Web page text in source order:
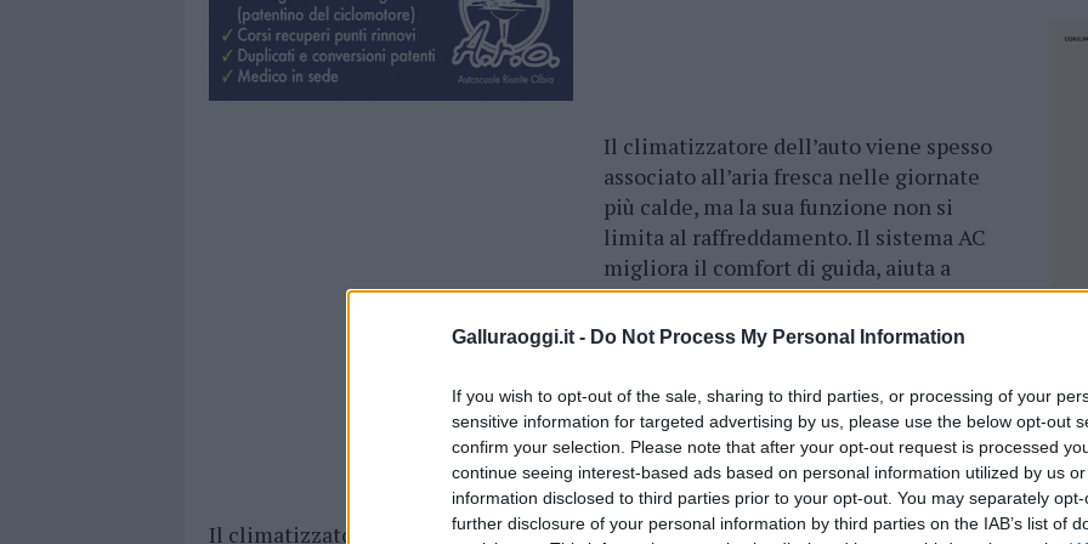
Galluraoggi.it - Do Not Process My Personal Information
If you wish to opt-out of the sale, sharing to third parties, or processing of your
sensitive information for targeted advertising by us, please use the below opt-out
confirm your selection. Please note that after your opt-out request is processed
continue seeing interest-based ads based on personal information utilized by us
information disclosed to third parties prior to your opt-out. You may separately
further disclosure of your personal information by third parties on the IAB’s list of
Il climatizzatore dell’auto viene spesso
associato all’aria fresca nelle giornate
più calde, ma la sua funzione non si
limita al raffreddamento. Il sistema AC
migliora il comfort di guida, aiuta a
ridurre l’appannamento dei vetri e
contribuisce a mantenere condizioni più
correttamente, è utile sapere come
funziona il climatizzatore auto, da quali
componenti è formato e quali segnali
possono indicare un guasto.
Il climatizzatore auto è un circuito chiuso in cui circola un gas refrigerante. È